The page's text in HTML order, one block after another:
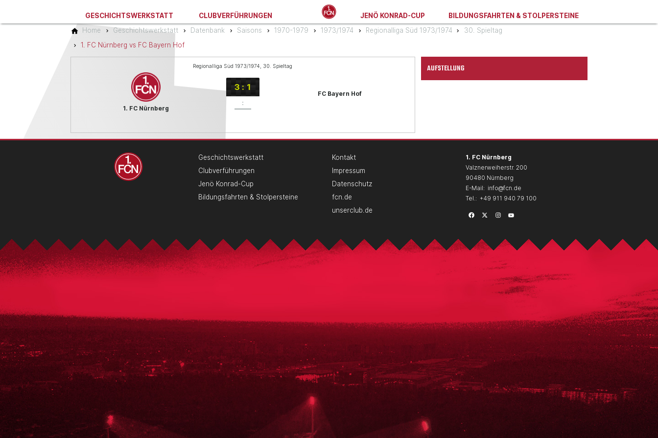
GESCHICHTSWERKSTATT CLUBVERFÜHRUNGEN JENÖ KONRAD-CUP
BILDUNGSFAHRTEN & STOLPERSTEINE
Home
Geschichtswerkstatt Datenbank Saisons 1970-1979 1973/1974 Regionalliga Süd 1973/1974
30. Spieltag
1. FC Nürnberg vs FC Bayern Hof
Regionalliga Süd 1973/1974, 30. Spieltag
1. FC Nürnberg
3 : 1
:
FC Bayern Hof
AUFSTELLUNG
Geschichtswerkstatt
Clubverführungen
Jenö Konrad-Cup
Bildungsfahrten & Stolpersteine
Kontakt
Impressum
Datenschutz
fcn.de
unserclub.de
1. FC Nürnberg
Valznerweiherstr. 200
90480 Nürnberg
E-Mail: info@fcn.de
Tel.: +49 911 940 79 100